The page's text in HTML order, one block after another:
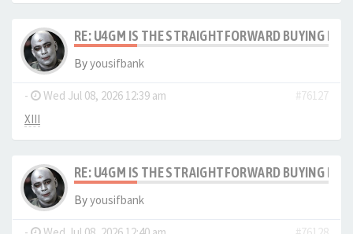
RE: U4GM IS THE STRAIGHTFORWARD BUYING
Byyousifbank
- Wed Jul 08, 2026 12:39 am
#76127
XIII
RE: U4GM IS THE STRAIGHTFORWARD BUYING
Byyousifbank